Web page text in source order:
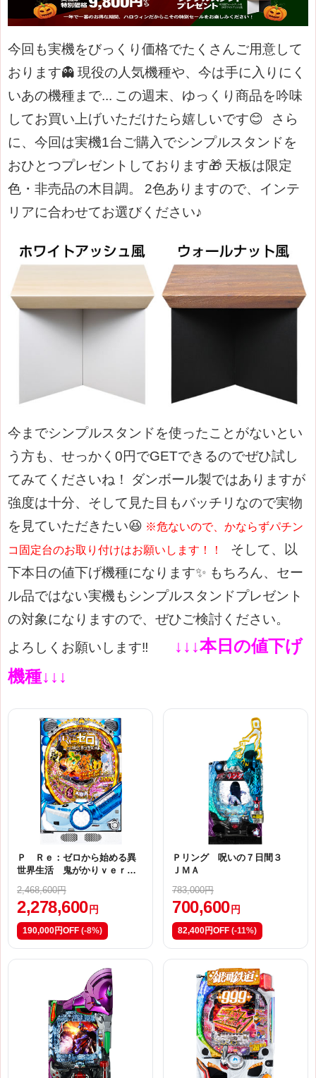
今回も実機をびっくり価格でたくさんご用意して
おります👻 現役の人気機種や、今は手に入りにく
いあの機種まで... この週末、ゆっくり商品を吟味
してお買い上げいただけたら嬉しいです😊
さら
に、今回は実機1台ご購入でシンプルスタンドを
おひとつプレゼントしております🎁 天板は限定
色・非売品の木目調。
2色ありますので、インテ
リアに合わせてお選びください♪
今までシンプルスタンドを使ったことがないとい
う方も、せっかく0円でGETできるのでぜひ試し
てみてくださいね！
ダンボール製ではありますが
強度は十分、そして見た目もバッチリなので実物
を見ていただきたい😆 ※危ないので、かならずパチン
コ固定台のお取り付けはお願いします！！
そして、以
下本日の値下げ機種になります✨ もちろん、セー
ル品ではない実機もシンプルスタンドプレゼント
の対象になりますので、ぜひご検討ください。
よろしくお願いします‼
↓↓↓本日の値下げ
機種↓↓↓
Ｐ Ｒｅ：ゼロから始める異
世界生活 鬼がかりｖｅｒ．
2,468,600円
2,278,600円
190,000円OFF (-8%)
Ｐリング 呪いの７日間３
ＪＭＡ
783,000円
700,600円
82,400円OFF (-11%)